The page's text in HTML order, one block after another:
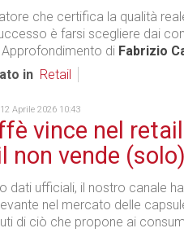
che certifica la qualità
è farsi scegliere dai
di Fabrizio
in Retail
Aprile 2026 10:43
vince nel
non vende
dati ufficiali, il nostro canale
nel mercato delle
di ciò che propone ai